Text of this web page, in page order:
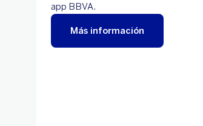
app BBVA.
Más información